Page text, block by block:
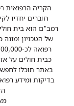
הקריה הרפואית
חוברים יחדיו
רמב"ם הוא בית
כבית חולים על אזורי עבור 12 בתי חולים
באתר תוכלו לחפש
בדיקות ומידע